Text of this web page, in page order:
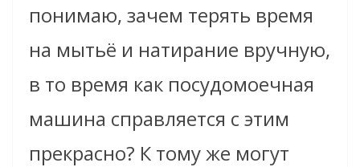
понимаю, зачем терять время
на мытьё и натирание вручную,
в то время как посудомоечная
машина справляется с этим
прекрасно? К тому же могут